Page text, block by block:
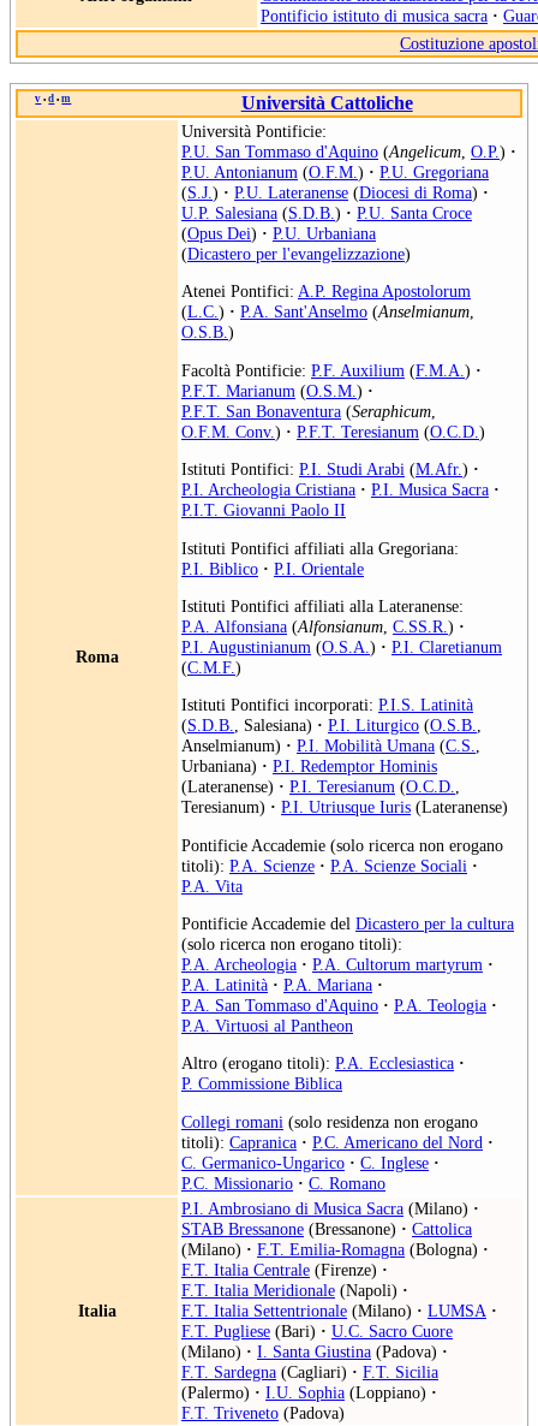
Pontificio istituto di musica sacra ·
Costituzione
v • d • m Università Cattoliche
Roma
Università Pontificie:
P.U. San Tommaso d'Aquino (Angelicum O.P.) ·
P.U. Antonianum (O.F.M. ) · P.U. Gregoriana
(S.J. ) · P.U. Lateranense (Diocesi di Roma) ·
U.P. Salesiana (S.D.B. ) · P.U. Santa Croce
(Opus Dei) · P.U. Urbaniana
(Dicastero per l'evangelizzazione)
Atenei Pontifici: A.P. Regina Apostolorum
(L.C.) · P.A. Sant'Anselmo (Anselmianum,
O.S.B.)
Facoltà Pontificie: P.F. Auxilium (F.M.A. ) ·
P.F.T. Marianum (O.S.M. ) ·
P.F.T. San Bonaventura (Seraphicum
O.F.M. Conv.) · P.F.T. Teresianum (O.C.D. )
Istituti Pontifici: P.I. Studi Arabi (M.Afr.) ·
P.I. Archeologia Cristiana · P.I. Musica Sacra ·
P.I.T. Giovanni Paolo II
Istituti Pontifici affiliati alla Gregoriana:
P.I. Biblico · P.I. Orientale
Istituti Pontifici affiliati alla Lateranense:
P.A. Alfonsiana (Alfonsianum C.SS.R. ) ·
P.I. Augustinianum (O.S.A. ) · P.I. Claretianum
(C.M.F.)
Istituti Pontifici incorporati: P.I.S. Latinità
(S.D.B., Salesiana) · P.I. Liturgico (O.S.B.,
Anselmianum) · P.I. Mobilità Umana (C.S.,
Urbaniana) · P.I. Redemptor Hominis
(Lateranense) · P.I. Teresianum (O.C.D.,
Teresianum) · P.I. Utriusque Iuris (Lateranense)
Pontificie Accademie (solo ricerca non erogano
titoli): P.A. Scienze · P.A. Scienze Sociali ·
P.A. Vita
Pontificie Accademie del Dicastero per la cultura
(solo ricerca non erogano titoli):
P.A. Archeologia · P.A. Cultorum martyrum ·
P.A. Latinità · P.A. Mariana ·
P.A. San Tommaso d'Aquino · P.A. Teologia ·
P.A. Virtuosi al Pantheon
Altro (erogano titoli): P.A. Ecclesiastica ·
P. Commissione Biblica
Collegi romani (solo residenza non erogano
titoli): Capranica · P.C. Americano del Nord ·
C. Germanico-Ungarico · C. Inglese ·
P.C. Missionario · C. Romano
Italia
P.I. Ambrosiano di Musica Sacra (Milano) ·
STAB Bressanone (Bressanone) · Cattolica
(Milano) · F.T. Emilia-Romagna (Bologna) ·
F.T. Italia Centrale (Firenze) ·
F.T. Italia Meridionale (Napoli) ·
F.T. Italia Settentrionale (Milano) · LUMSA ·
F.T. Pugliese (Bari) · U.C. Sacro Cuore
(Milano) · I. Santa Giustina (Padova) ·
F.T. Sardegna (Cagliari) · F.T. Sicilia
(Palermo) · I.U. Sophia (Loppiano) ·
F.T. Triveneto (Padova)